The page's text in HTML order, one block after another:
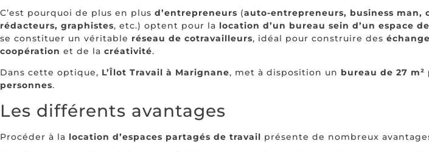
C’est pourquoi de plus en plus d’entrepreneurs (auto-entrepreneurs, business man,
rédacteurs, graphistes, etc.) optent pour la location d’un bureau sein d’un espace
se constituer un véritable réseau de cotravailleurs, idéal pour construire des
coopération et de la créativité.
Dans cette optique, L’Îlot Travail à Marignane, met à disposition un bureau de 27 m²
personnes.
Les différents avantages
Procéder à la location d’espaces partagés de travail présente de nombreux